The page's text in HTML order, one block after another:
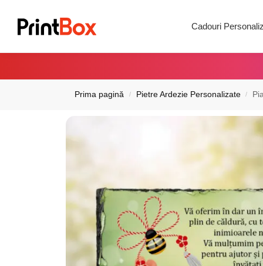
Cadouri
Search
Prima pagină / Pietre Ardezie Personalizate /